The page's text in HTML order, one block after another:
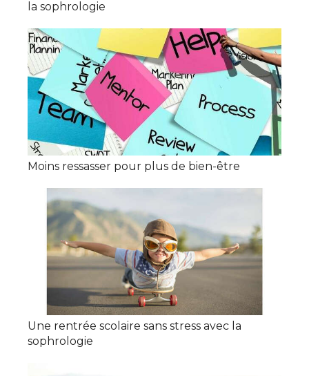
la sophrologie
Moins ressasser pour plus de bien-être
Une rentrée scolaire sans stress avec la
sophrologie